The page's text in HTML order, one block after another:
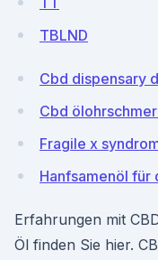
TBLND
Cbd dispensary
Cbd
Fragile x
Hanfsamenöl für
Erfahrungen mit
Öl finden Sie hier.